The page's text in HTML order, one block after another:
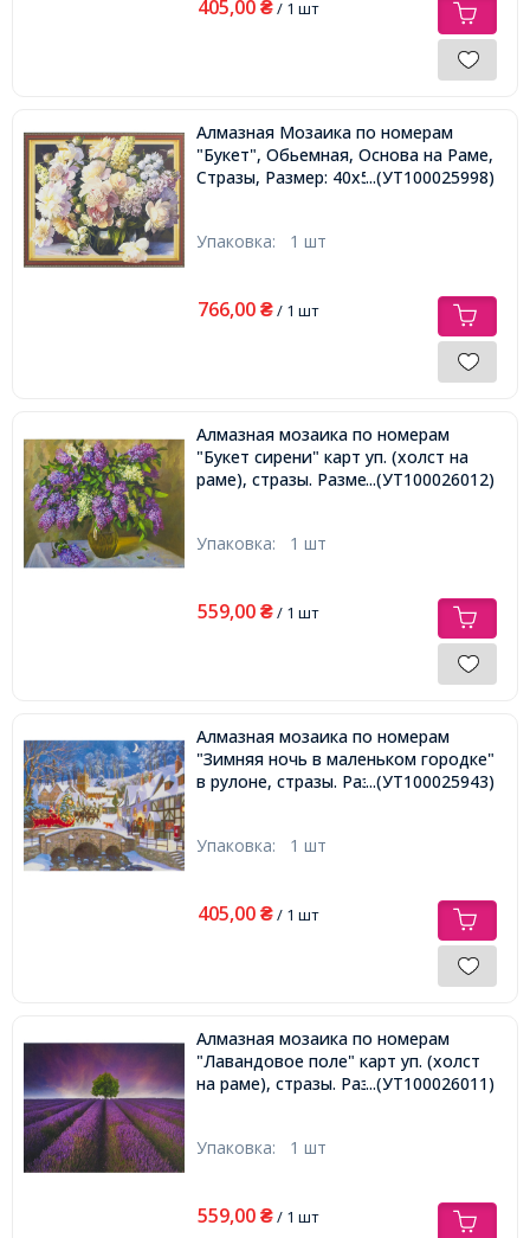
405,00 ₴/ 1 шт
Алмазная Мозаика по номерам
"Букет", Обьемная, Основа на Раме,
Стразы, Размер: 40х50см,...(УТ100025998)
Упаковка: 1 шт
766,00 ₴/ 1 шт
Алмазная мозаика по номерам
"Букет сирени" карт уп. (холст на
раме), стразы. Размер: 30*40 см
...(УТ100026012)
Упаковка: 1 шт
559,00 ₴/ 1 шт
Алмазная мозаика по номерам
"Зимняя ночь в маленьком городке"
в рулоне, стразы. Размер: 30*40 см
...(УТ100025943)
Упаковка: 1 шт
405,00 ₴/ 1 шт
Алмазная мозаика по номерам
"Лавандовое поле" карт уп. (холст
на раме), стразы. Размер: 30*40 см
...(УТ100026011)
Упаковка: 1 шт
559,00 ₴/ 1 шт